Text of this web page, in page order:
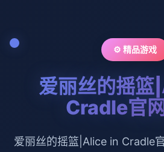
⚙️ 精品游戏
爱丽丝的摇
Cradle官
爱丽丝的摇篮|Alice in Cradle